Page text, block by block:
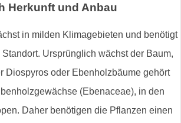
Herkunft und Anbau
in milden Klimagebieten und benötigt
Ursprünglich wächst der Baum,
Diospyros oder Ebenholzbäume gehört
(Ebenaceae), in den
Daher benötigen die Pflanzen einen